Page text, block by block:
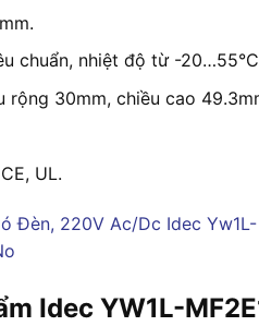
chuẩn, nhiệt độ từ -
30mm, chiều cao
UL.
Idec YW1L-